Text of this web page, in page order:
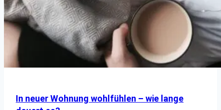
In neuer Wohnung wohlfühlen – wie lange